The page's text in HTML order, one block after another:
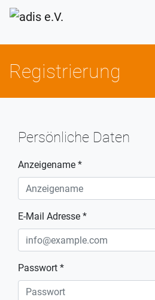
Registrierung
Persönliche Daten
Anzeigename *
E-Mail Adresse *
Passwort *